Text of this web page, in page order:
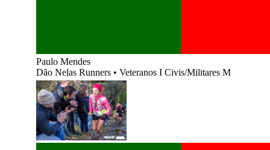
Paulo Mendes
Dão Nelas Runners • Veteranos I Civis/Militares M